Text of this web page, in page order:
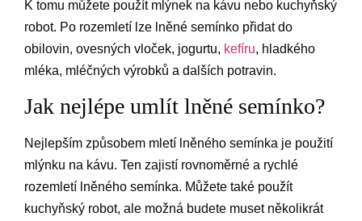
K tomu můžete použít mlýnek na kávu nebo kuchyňský
robot. Po rozemletí lze lněné semínko přidat do
obilovin, ovesných vloček, jogurtu, kefíru, hladkého
mléka, mléčných výrobků a dalších potravin.
Jak nejlépe umlít lněné semínko?
Nejlepším způsobem mletí lněného semínka je použití
mlýnku na kávu. Ten zajistí rovnoměrné a rychlé
rozemletí lněného semínka. Můžete také použít
kuchyňský robot, ale možná budete muset několikrát